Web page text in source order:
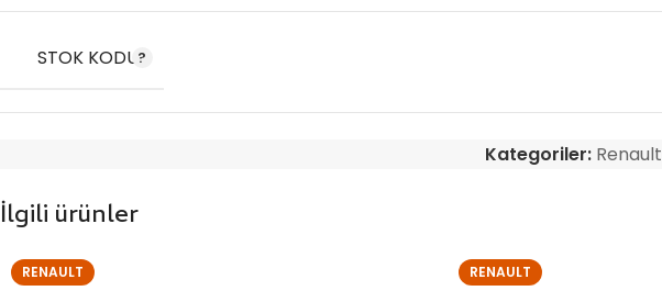
STOK KODU
Kategoriler: Renault
İlgili ürünler
RENAULT RENAULT